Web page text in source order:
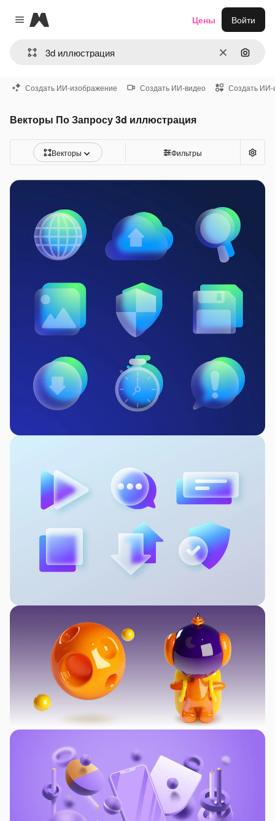
Close menu
Magnific
ОчиститьПоиск
Цены Войти
Создать ИИ-изображение Создать ИИ-видео Создать ИИ-
Векторы По Запросу 3d иллюстрация
Векторы Фильтры